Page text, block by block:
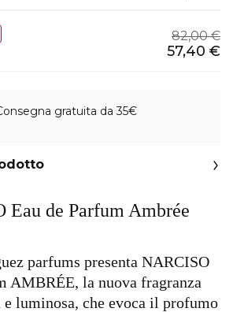
82,00 €
57,40 €
gratuita da 35€
Eau de Parfum Ambrée
parfums presenta NARCISO
AMBRÉE, la nuova fragranza
luminosa, che evoca il profumo